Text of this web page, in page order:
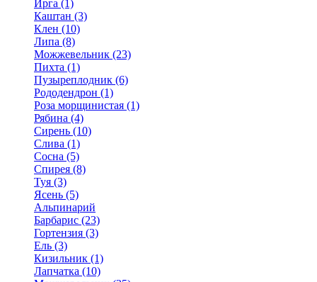
Ирга (1)
Каштан (3)
Клен (10)
Липа (8)
Можжевельник (23)
Пихта (1)
Пузыреплодник (6)
Рододендрон (1)
Роза морщинистая (1)
Рябина (4)
Сирень (10)
Слива (1)
Сосна (5)
Спирея (8)
Туя (3)
Ясень (5)
Альпинарий
Барбарис (23)
Гортензия (3)
Ель (3)
Кизильник (1)
Лапчатка (10)